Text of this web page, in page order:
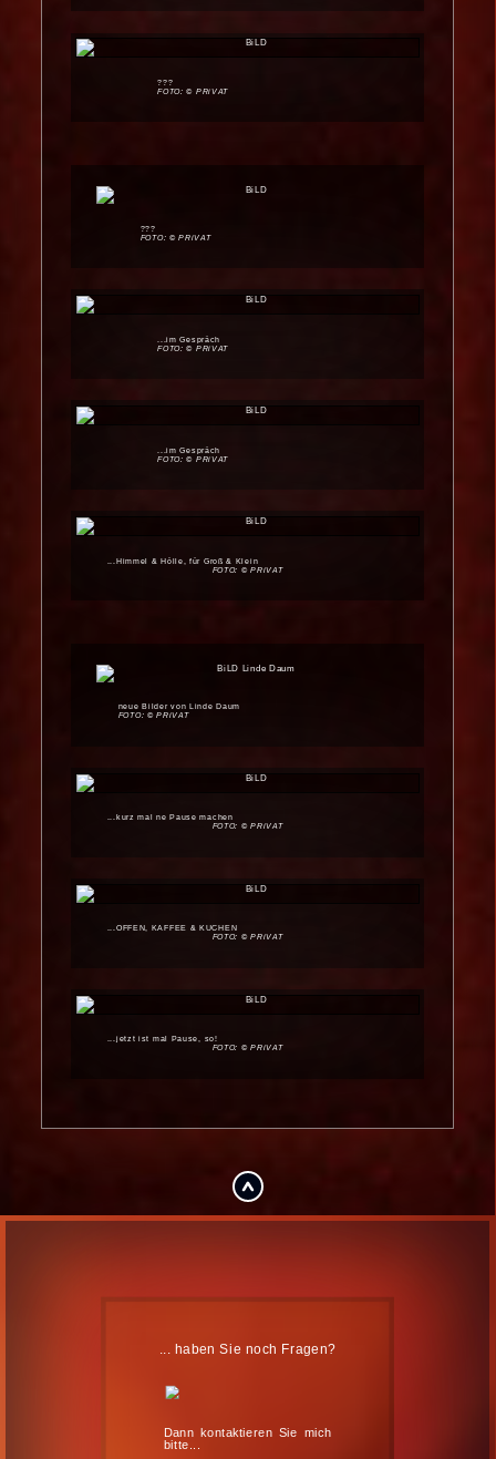
???
FOTO: © PRiVAT
???
FOTO: © PRiVAT
...im Gespräch
FOTO: © PRiVAT
...im Gespräch
FOTO: © PRiVAT
...Himmel & Hölle, für Groß & Klein
FOTO: © PRiVAT
neue Bilder von Linde Daum
FOTO: © PRiVAT
...kurz mal ne Pause machen
FOTO: © PRiVAT
...OFFEN, KAFFEE & KUCHEN
FOTO: © PRiVAT
...jetzt ist mal Pause, so!
FOTO: © PRiVAT
... haben Sie noch Fragen?
Dann kontaktieren Sie mich
bitte...